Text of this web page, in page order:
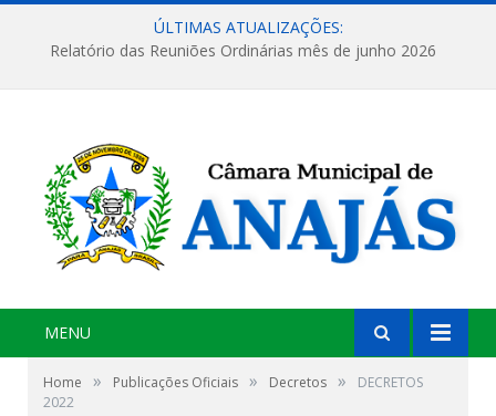
ÚLTIMAS ATUALIZAÇÕES:
Relatório das Reuniões Ordinárias mês de junho 2026
MENU
Home » Publicações Oficiais » Decretos »
DECRETOS
2022